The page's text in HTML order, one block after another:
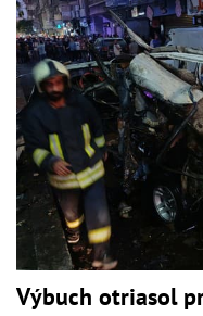
Výbuch otriasol